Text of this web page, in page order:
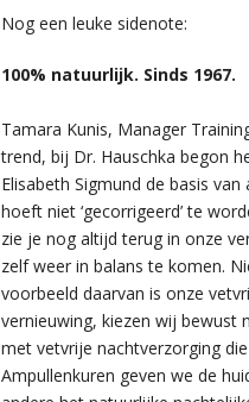
Nog een leuke sidenote:
100% natuurlijk. Sinds 1967.
Tamara Kunis, Manager
trend, bij Dr. Hauschka begon
Elisabeth Sigmund de basis
hoeft niet ‘gecorrigeerd’ te
zie je nog altijd terug in onze
zelf weer in balans te komen.
voorbeeld daarvan is onze
vernieuwing, kiezen wij bewust
met vetvrije nachtverzorging
Ampullenkuren geven we de